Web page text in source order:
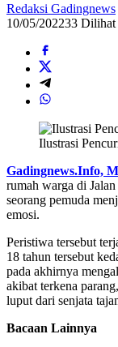
Redaksi Gadingnews
10/05/202233 Dilihat
Ilustrasi
Gadingnews.Info,
rumah warga di
seorang pemuda
emosi.
Peristiwa tersebut
18 tahun tersebut
pada akhirnya
akibat terkena
luput dari senjata
Bacaan Lainnya